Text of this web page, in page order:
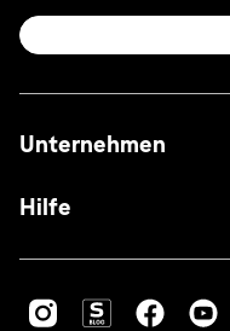
Unternehmen
Hilfe